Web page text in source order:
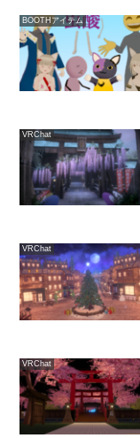
BOOTHアイテム
VRChat
VRChat
VRChat